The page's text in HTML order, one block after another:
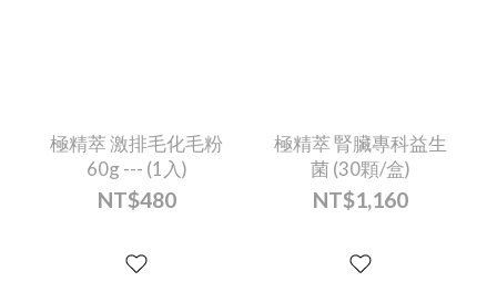
極精萃 激排毛化毛粉
60g --- (1入)
NT$480
極精萃 腎臟專科益生
菌 (30顆/盒)
NT$1,160